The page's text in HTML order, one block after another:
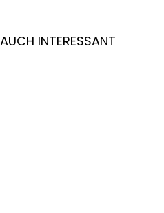
AUCH INTERESSANT